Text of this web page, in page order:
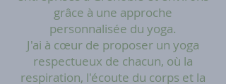
grâce à une approche
personnalisée du yoga.
J'ai à cœur de proposer un yoga
respectueux de chacun, où la
respiration, l'écoute du corps et la